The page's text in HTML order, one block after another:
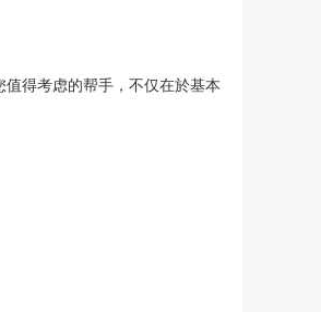
得考虑的帮手，不仅在於基本